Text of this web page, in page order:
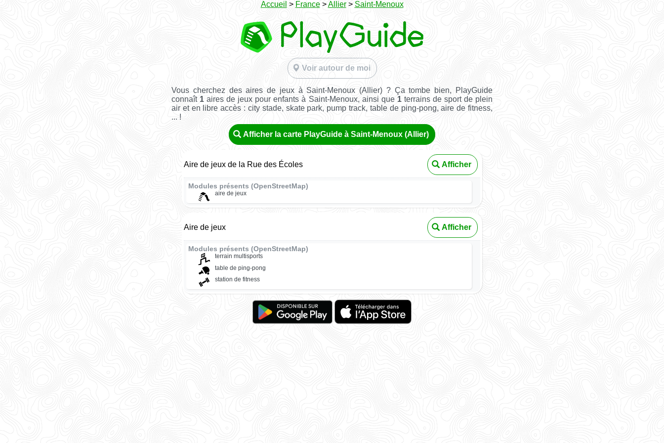
Accueil > France>Allier> Saint-Menoux
Voir autour de moi
Vous cherchez des aires de jeux à Saint-Menoux (Allier) ? Ça tombe bien, PlayGuide
connaît 1 aires de jeux pour enfants à Saint-Menoux, ainsi que 1terrains de sport de plein
air et en libre accès : city stade, skate park, pump track, table de ping-pong, aire de fitness,
... !
Afficher la carte PlayGuide à Saint-Menoux (Allier)
Aire de jeux de la Rue des Écoles Afficher
Modules présents (OpenStreetMap)
aire de jeux
Aire de jeux Afficher
Modules présents (OpenStreetMap)
terrain multisports
table de ping-pong
station de fitness